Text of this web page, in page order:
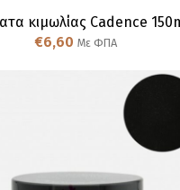
κιμωλίας Cadence
€6,60 Με ΦΠΑ